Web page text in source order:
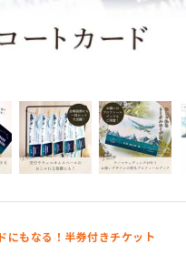
にもなる！半券付きチケット